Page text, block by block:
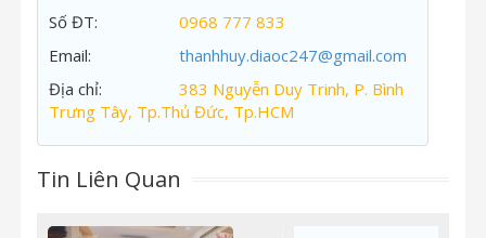
Số ĐT:
0968 777 833
Email:
thanhhuy.diaoc247@gmail.com
Địa chỉ:
383 Nguyễn Duy Trinh, P. Bình
Trưng Tây, Tp.Thủ Đức, Tp.HCM
Tin Liên Quan